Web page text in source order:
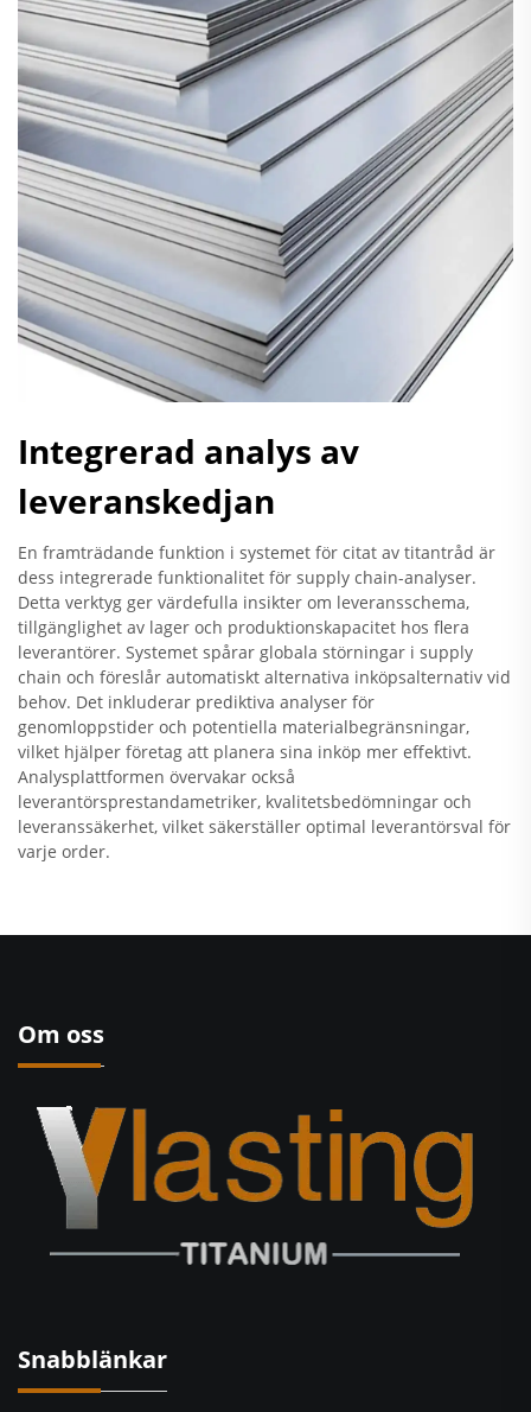
Integrerad analys av
leveranskedjan
En framträdande funktion i systemet för citat av titantråd är
dess integrerade funktionalitet för supply chain-analyser.
Detta verktyg ger värdefulla insikter om leveransschema,
tillgänglighet av lager och produktionskapacitet hos flera
leverantörer. Systemet spårar globala störningar i supply
chain och föreslår automatiskt alternativa inköpsalternativ vid
behov. Det inkluderar prediktiva analyser för
genomloppstider och potentiella materialbegränsningar,
vilket hjälper företag att planera sina inköp mer effektivt.
Analysplattformen övervakar också
leverantörsprestandametriker, kvalitetsbedömningar och
leveranssäkerhet, vilket säkerställer optimal leverantörsval för
varje order.
Om oss
Snabblänkar